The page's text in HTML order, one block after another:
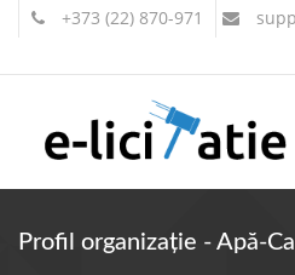
+373 (22) 870-971
Profil organizație - Apă-